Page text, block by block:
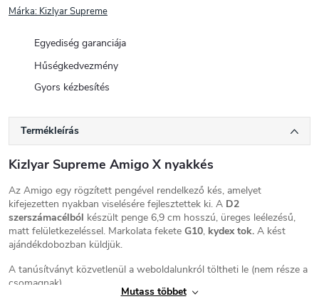
Márka: Kizlyar Supreme
Egyediség garanciája
Hűségkedvezmény
Gyors kézbesítés
Termékleírás
Kizlyar Supreme Amigo X nyakkés
Az Amigo egy rögzített pengével rendelkező kés, amelyet
kifejezetten nyakban viselésére fejlesztettek ki. A D2
szerszámacélból készült penge 6,9 cm hosszú, üreges leélezésű,
matt felületkezeléssel. Markolata fekete G10, kydex tok. A kést
ajándékdobozban küldjük.
A tanúsítványt közvetlenül a weboldalunkról töltheti le (nem része a
csomagnak).
Mutass többet